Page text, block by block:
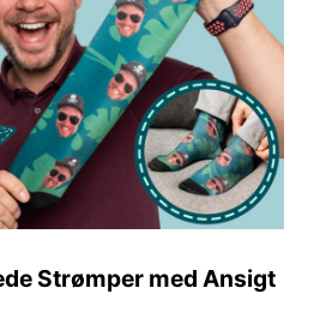
Strømper med Ansigt